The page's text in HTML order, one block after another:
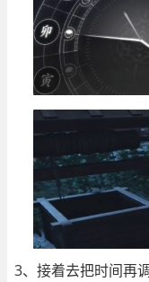
3、接着去把时间再